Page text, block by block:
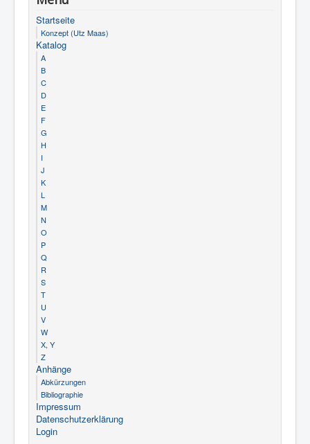
Startseite
Konzept (Utz Maas)
Katalog
A
B
C
D
E
F
G
H
I
J
K
L
M
N
O
P
Q
R
S
T
U
V
W
X, Y
Z
Anhänge
Abkürzungen
Bibliographie
Impressum
Datenschutzerklärung
Login